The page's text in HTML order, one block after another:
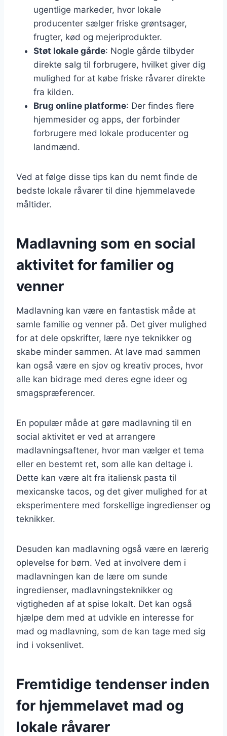
ugentlige markeder, hvor lokale
producenter sælger friske grøntsager,
frugter, kød og mejeriprodukter.
Støt lokale gårde: Nogle gårde tilbyder
direkte salg til forbrugere, hvilket giver dig
mulighed for at købe friske råvarer direkte
fra kilden.
Brug online platforme: Der findes flere
hjemmesider og apps, der forbinder
forbrugere med lokale producenter og
landmænd.
Ved at følge disse tips kan du nemt finde de
bedste lokale råvarer til dine hjemmelavede
måltider.
Madlavning som en social
aktivitet for familier og
venner
Madlavning kan være en fantastisk måde at
samle familie og venner på. Det giver mulighed
for at dele opskrifter, lære nye teknikker og
skabe minder sammen. At lave mad sammen
kan også være en sjov og kreativ proces, hvor
alle kan bidrage med deres egne ideer og
smagspræferencer.
En populær måde at gøre madlavning til en
social aktivitet er ved at arrangere
madlavningsaftener, hvor man vælger et tema
eller en bestemt ret, som alle kan deltage i.
Dette kan være alt fra italiensk pasta til
mexicanske tacos, og det giver mulighed for at
eksperimentere med forskellige ingredienser og
teknikker.
Desuden kan madlavning også være en lærerig
oplevelse for børn. Ved at involvere dem i
madlavningen kan de lære om sunde
ingredienser, madlavningsteknikker og
vigtigheden af at spise lokalt. Det kan også
hjælpe dem med at udvikle en interesse for
mad og madlavning, som de kan tage med sig
ind i voksenlivet.
Fremtidige tendenser inden
for hjemmelavet mad og
lokale råvarer